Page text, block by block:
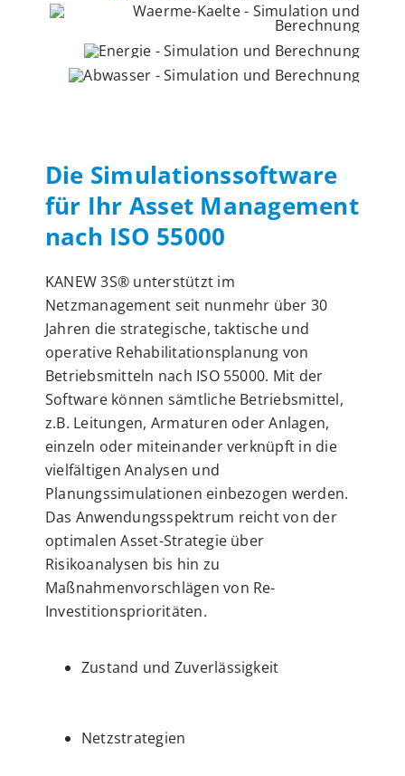
Die Simulationssoftware
für Ihr Asset Management
nach ISO 55000
KANEW 3S® unterstützt im
Netzmanagement seit nunmehr über 30
Jahren die strategische, taktische und
operative Rehabilitationsplanung von
Betriebsmitteln nach ISO 55000. Mit der
Software können sämtliche Betriebsmittel,
z.B. Leitungen, Armaturen oder Anlagen,
einzeln oder miteinander verknüpft in die
vielfältigen Analysen und
Planungssimulationen einbezogen werden.
Das Anwendungsspektrum reicht von der
optimalen Asset-Strategie über
Risikoanalysen bis hin zu
Maßnahmenvorschlägen von Re-
Investitionsprioritäten.
Zustand und Zuverlässigkeit
Netzstrategien